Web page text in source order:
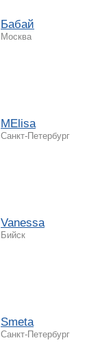
Бабай
Москва
MElisa
Санкт-Петербург
Vanessa
Бийск
Smeta
Санкт-Петербург